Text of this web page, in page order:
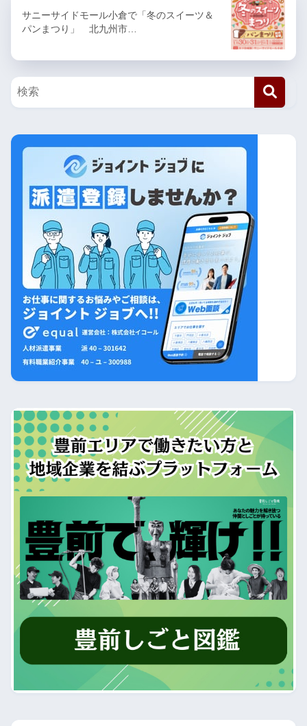
サニーサイドモール小倉で「冬のスイーツ＆
パンまつり」 北九州市…